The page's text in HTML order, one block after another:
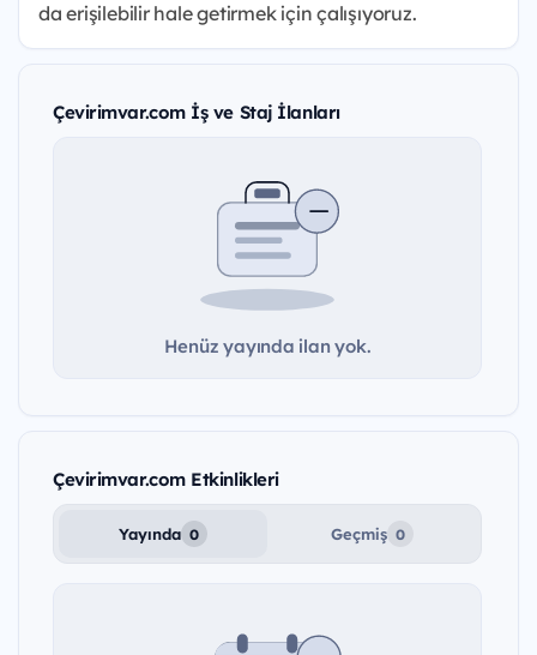
da erişilebilir hale getirmek için çalışıyoruz.
Çevirimvar.com İş ve Staj İlanları
Henüz yayında ilan yok.
Çevirimvar.com Etkinlikleri
Yayında 0 Geçmiş 0